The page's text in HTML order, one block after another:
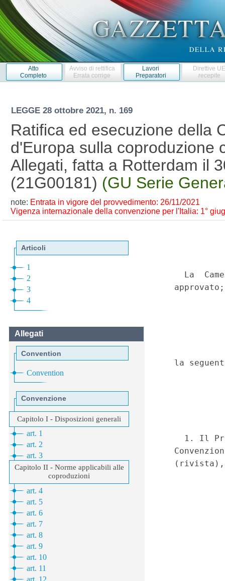
Atto
Completo
Avviso di rettifica
Errata corrige
Lavori
Preparatori
Direttive
recepite
LEGGE 28 ottobre 2021, n. 169
Ratifica ed esecuzione della
d'Europa sulla coproduzione
Allegati, fatta a Rotterdam il
(21G00181) (GU Serie
note: Entrata in vigore del provvedimento: 26/11/2021
Vigenza internazionale della convenzione per l'Italia: 1°